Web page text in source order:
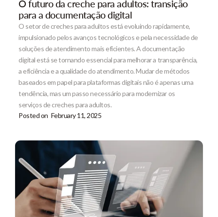
O futuro da creche para adultos: transição
para a documentação digital
O setor de creches para adultos está evoluindo rapidamente,
impulsionado pelos avanços tecnológicos e pela necessidade de
soluções de atendimento mais eficientes. A documentação
digital está se tornando essencial para melhorar a transparência,
a eficiência e a qualidade do atendimento. Mudar de métodos
baseados em papel para plataformas digitais não é apenas uma
tendência, mas um passo necessário para modernizar os
serviços de creches para adultos.
Posted on February 11, 2025